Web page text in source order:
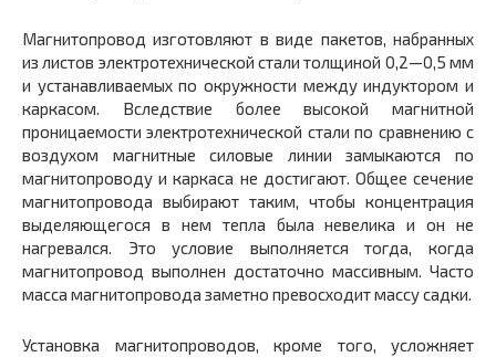
Магнитопровод изготовляют в виде пакетов, набранных
из листов электротехнической стали толщиной 0,2—0,5 мм
и устанавливаемых по окружности между индуктором и
каркасом. Вследствие более высокой магнитной
проницаемости электротехнической стали по сравнению с
воздухом магнитные силовые линии замыкаются по
магнитопроводу и каркаса не достигают. Общее сечение
магнитопровода выбирают таким, чтобы концентрация
выделяющегося в нем тепла была невелика и он не
нагревался. Это условие выполняется тогда, когда
магнитопровод выполнен достаточно массивным. Часто
масса магнитопровода заметно превосходит массу садки.
Установка магнитопроводов, кроме того, усложняет